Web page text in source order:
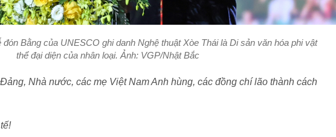
Bằng của UNESCO ghi danh Nghệ thuật Xòe Thái là Di sản văn hóa phi vật
thể đại diện của nhân loại. Ảnh: VGP/Nhật Bắc
Nhà nước, các mẹ Việt Nam Anh hùng, các đồng chí lão thành cách